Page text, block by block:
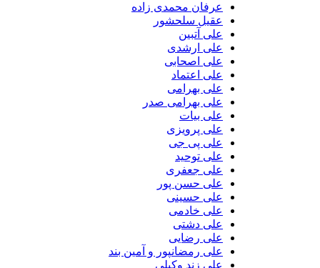
عرفان محمدی زاده
عقیل سلحشور
علی آتبین
علی ارشدی
علی اصحابی
علی اعتماد
علی بهرامی
علی بهرامی صدر
علی بیات
علی پرویزی
علی پی جی
علی توحید
علی جعفری
علی حسن پور
علی حسینی
علی خادمی
علی دشتی
علی رضایی
علی رمضانپور و آمین بند
علی زند وکیلی